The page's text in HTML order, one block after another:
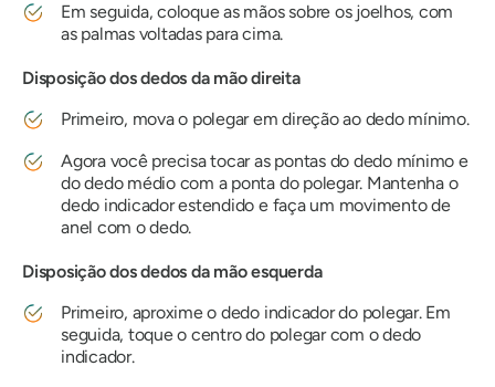
Em seguida, coloque as mãos sobre os joelhos, com
as palmas voltadas para cima.
Disposição dos dedos da mão direita
Primeiro, mova o polegar em direção ao dedo mínimo.
Agora você precisa tocar as pontas do dedo mínimo e
do dedo médio com a ponta do polegar. Mantenha o
dedo indicador estendido e faça um movimento de
anel com o dedo.
Disposição dos dedos da mão esquerda
Primeiro, aproxime o dedo indicador do polegar. Em
seguida, toque o centro do polegar com o dedo
indicador.